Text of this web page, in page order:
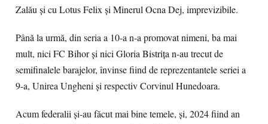
Zalău și cu Lotus Felix și Minerul Ocna Dej, imprevizibile.
Până la urmă, din seria a 10-a n-a promovat nimeni, ba mai
mult, nici FC Bihor și nici Gloria Bistrița n-au trecut de
semifinalele barajelor, învinse fiind de reprezentantele seriei a
9-a, Unirea Ungheni și respectiv Corvinul Hunedoara.
Acum federalii și-au făcut mai bine temele, și, 2024 fiind an